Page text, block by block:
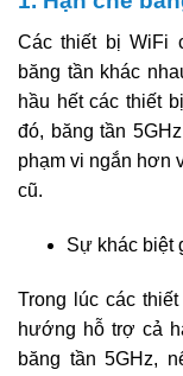
Các thiết bị WiFi
băng tần khác
hầu hết các thiết
đó, băng tần
phạm vi ngắn hơn
cũ.
Sự khác biệt
Trong lúc các
hướng hỗ trợ cả
băng tần 5GHz,